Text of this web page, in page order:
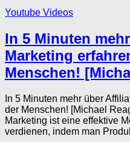
Youtube Videos
In 5 Minuten
Marketing
Menschen!
In 5 Minuten mehr über
der Menschen! [Michael
Marketing ist eine effektive
verdienen, indem man